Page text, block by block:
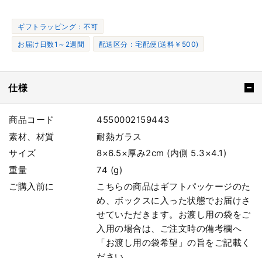
ギフトラッピング：不可
お届け日数1～2週間
配送区分：宅配便(送料￥500)
仕様
商品コード
4550002159443
素材、材質
耐熱ガラス
サイズ
8×6.5×厚み2cm (内側 5.3×4.1)
重量
74 (g)
ご購入前に
こちらの商品はギフトパッケージのた
め、ボックスに入った状態でお届けさ
せていただきます。お渡し用の袋をご
入用の場合は、ご注文時の備考欄へ
「お渡し用の袋希望」の旨をご記載く